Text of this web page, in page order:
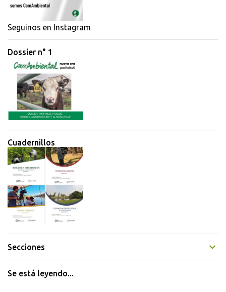
i
o
s
Seguinos en Instagram
Dossier n° 1
Cuadernillos
Secciones
Se está leyendo...